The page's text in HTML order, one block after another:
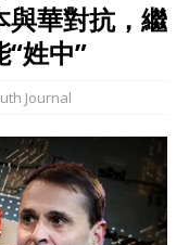
與華對抗，繼
姓中”
Journal